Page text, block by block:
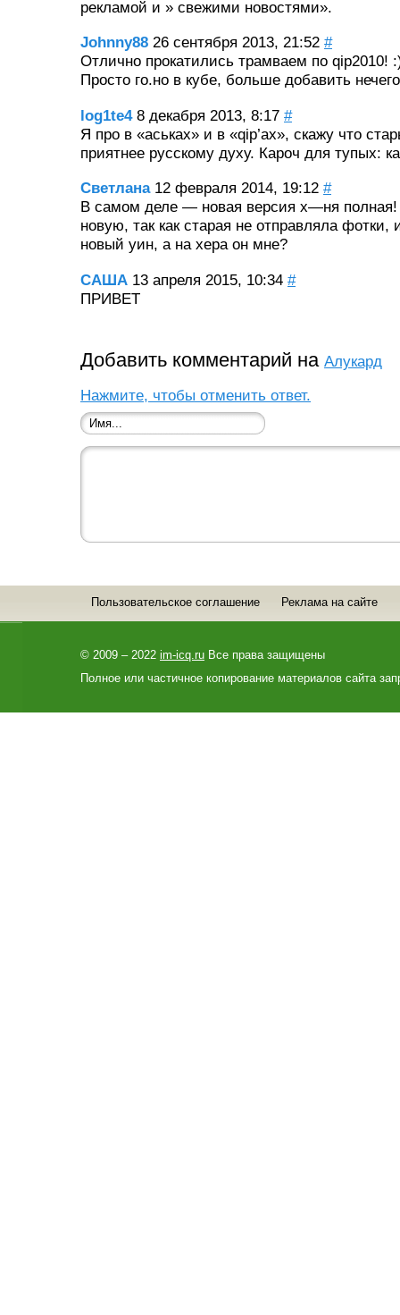
рекламой и » свежими новостями».
Johnny88 26 сентября 2013, 21:52 #
Отлично прокатились трамваем по qip2010!
Просто го.но в кубе, больше добавить
log1te4 8 декабря 2013, 8:17 #
Я про в «аськах» и в «qip’ах», скажу что
приятнее русскому духу. Кароч для тупых:
Светлана 12 февраля 2014, 19:12 #
В самом деле — новая версия х—ня полная!
новую, так как старая не отправляла
новый уин, а на хера он мне?
САША 13 апреля 2015, 10:34 #
ПРИВЕТ
Добавить комментарий на Алукард
Нажмите, чтобы отменить ответ.
Пользовательское соглашение Реклама на сайте
© 2009 – 2022 im-icq.ru Все права защищены
Полное или частичное копирование материалов сайта